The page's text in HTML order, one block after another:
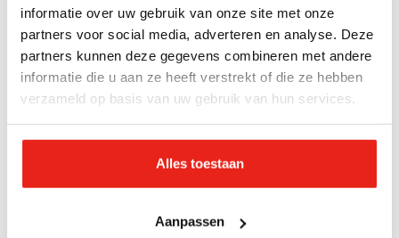
informatie over uw gebruik van onze site met onze
partners voor social media, adverteren en analyse. Deze
partners kunnen deze gegevens combineren met andere
informatie die u aan ze heeft verstrekt of die ze hebben
verzameld op basis van uw gebruik van hun services.
Alles toestaan
Aanpassen
Eigen keuken
Eigen sanitair
Middelengebruik
toegestaan
Specificaties